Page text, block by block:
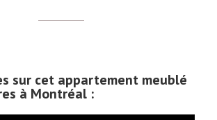
sur cet appartement meublé
à Montréal :